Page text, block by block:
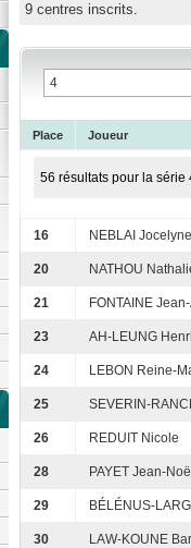
9 centres inscrits.
Place Joueur
56 résultats pour la série
16 NEBLAI Jocelyne
20 NATHOU
21 FONTAINE
23 AH-LEUNG
24 LEBON Reine-
25 SEVERIN-
26 REDUIT Nicole
28 PAYET Jean-
29 BÉLÉNUS-
30 LAW-KOUNE